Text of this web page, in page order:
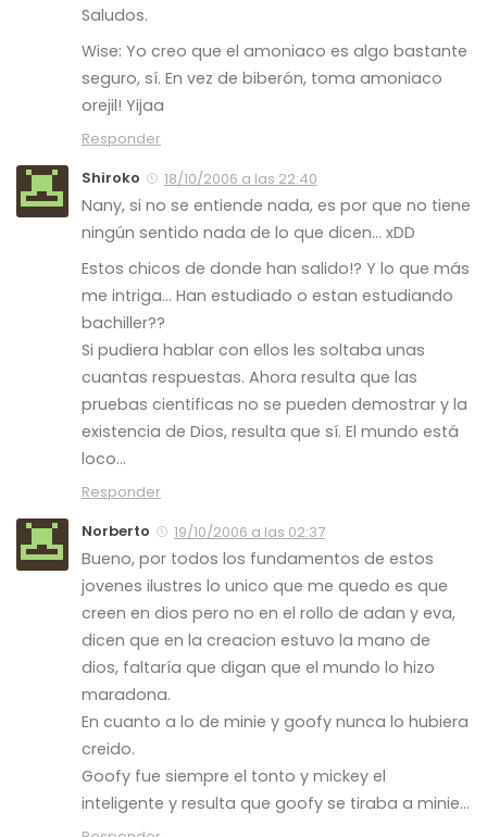
Saludos.
Wise: Yo creo que el amoniaco es algo bastante
seguro, sí. En vez de biberón, toma amoniaco
orejil! Yijaa
Responder
Shiroko
18/10/2006 a las 22:40
Nany, si no se entiende nada, es por que no tiene
ningún sentido nada de lo que dicen… xDD
Estos chicos de donde han salido!? Y lo que más
me intriga… Han estudiado o estan estudiando
bachiller??
Si pudiera hablar con ellos les soltaba unas
cuantas respuestas. Ahora resulta que las
pruebas cientificas no se pueden demostrar y la
existencia de Dios, resulta que sí. El mundo está
loco…
Responder
Norberto
19/10/2006 a las 02:37
Bueno, por todos los fundamentos de estos
jovenes ilustres lo unico que me quedo es que
creen en dios pero no en el rollo de adan y eva,
dicen que en la creacion estuvo la mano de
dios, faltaría que digan que el mundo lo hizo
maradona.
En cuanto a lo de minie y goofy nunca lo hubiera
creido.
Goofy fue siempre el tonto y mickey el
inteligente y resulta que goofy se tiraba a minie…